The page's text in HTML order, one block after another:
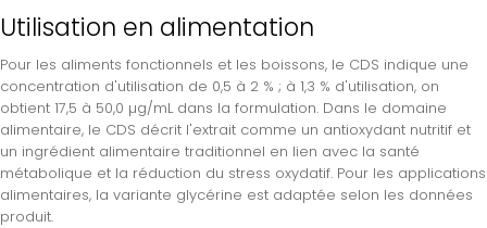
Utilisation en alimentation
Pour les aliments fonctionnels et les boissons, le CDS indique une
concentration d'utilisation de 0,5 à 2 % ; à 1,3 % d'utilisation, on
obtient 17,5 à 50,0 µg/mL dans la formulation. Dans le domaine
alimentaire, le CDS décrit l'extrait comme un antioxydant nutritif et
un ingrédient alimentaire traditionnel en lien avec la santé
métabolique et la réduction du stress oxydatif. Pour les applications
alimentaires, la variante glycérine est adaptée selon les données
produit.